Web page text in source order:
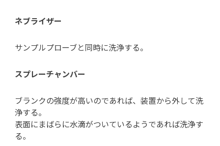
ネブライザー
サンプルプローブと同時に洗浄する。
スプレーチャンバー
ブランクの強度が高いのであれば、装置から外して洗
浄する。
表面にまばらに水滴がついているようであれば洗浄す
る。